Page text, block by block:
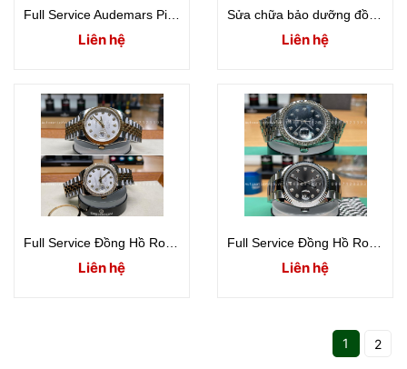
Liên hệ Liên hệ
Liên hệ Liên hệ
1 2